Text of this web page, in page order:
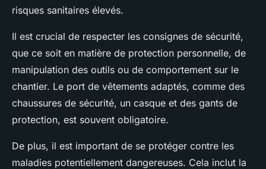
risques sanitaires élevés.
Il est crucial de respecter les consignes de sécurité,
que ce soit en matière de protection personnelle, de
manipulation des outils ou de comportement sur le
chantier. Le port de vêtements adaptés, comme des
chaussures de sécurité, un casque et des gants de
protection, est souvent obligatoire.
De plus, il est important de se protéger contre les
maladies potentiellement dangereuses. Cela inclut la